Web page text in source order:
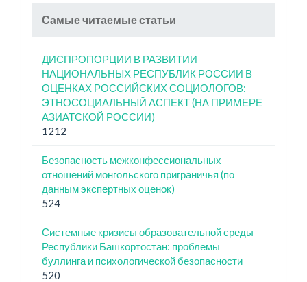
Самые читаемые статьи
ДИСПРОПОРЦИИ В РАЗВИТИИ
НАЦИОНАЛЬНЫХ РЕСПУБЛИК РОССИИ В
ОЦЕНКАХ РОССИЙСКИХ СОЦИОЛОГОВ:
ЭТНОСОЦИАЛЬНЫЙ АСПЕКТ (НА ПРИМЕРЕ
АЗИАТСКОЙ РОССИИ)
1212
Безопасность межконфессиональных
отношений монгольского приграничья (по
данным экспертных оценок)
524
Системные кризисы образовательной среды
Республики Башкортостан: проблемы
буллинга и психологической безопасности
520